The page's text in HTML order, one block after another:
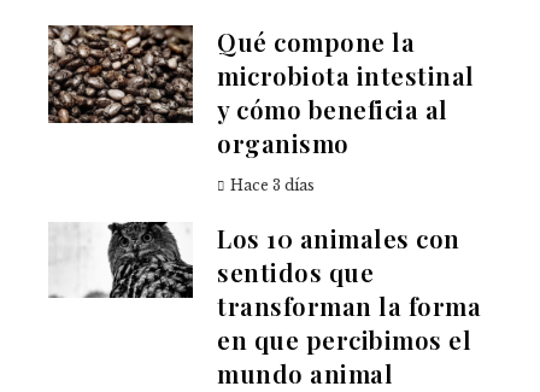
Qué compone la
microbiota intestinal
y cómo beneficia al
organismo
Hace 3 días
Los 10 animales con
sentidos que
transforman la forma
en que percibimos el
mundo animal